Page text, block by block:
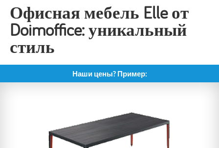
Офисная мебель Elle от
Doimoffice: уникальный
стиль
Наши цены? Пример: